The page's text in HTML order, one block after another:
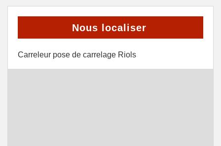
Nous localiser
Carreleur pose de carrelage Riols